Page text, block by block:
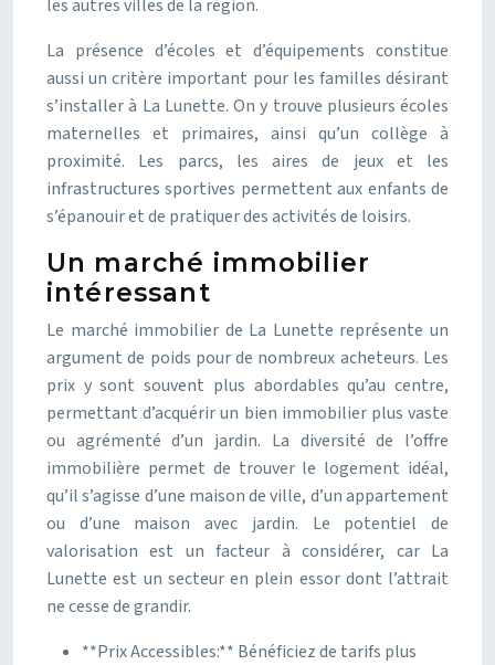
les autres villes de la région.
La présence d’écoles et d’équipements constitue
aussi un critère important pour les familles désirant
s’installer à La Lunette. On y trouve plusieurs écoles
maternelles et primaires, ainsi qu’un collège à
proximité. Les parcs, les aires de jeux et les
infrastructures sportives permettent aux enfants de
s’épanouir et de pratiquer des activités de loisirs.
Un marché immobilier
intéressant
Le marché immobilier de La Lunette représente un
argument de poids pour de nombreux acheteurs. Les
prix y sont souvent plus abordables qu’au centre,
permettant d’acquérir un bien immobilier plus vaste
ou agrémenté d’un jardin. La diversité de l’offre
immobilière permet de trouver le logement idéal,
qu’il s’agisse d’une maison de ville, d’un appartement
ou d’une maison avec jardin. Le potentiel de
valorisation est un facteur à considérer, car La
Lunette est un secteur en plein essor dont l’attrait
ne cesse de grandir.
**Prix Accessibles:** Bénéficiez de tarifs plus